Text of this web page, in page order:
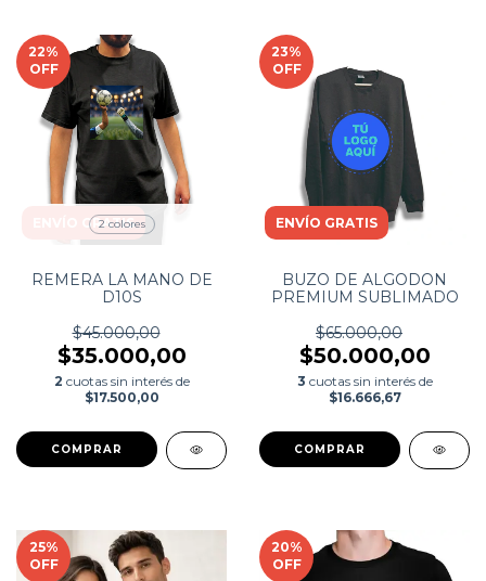
22%
OFF
ENVÍO GRATIS
2 colores
REMERA LA MANO DE
D10S
$45.000,00
$35.000,00
2 cuotas sin interés de
$17.500,00
COMPRAR
23%
OFF
ENVÍO GRATIS
BUZO DE ALGODON
PREMIUM SUBLIMADO
$65.000,00
$50.000,00
3 cuotas sin interés de
$16.666,67
COMPRAR
25%
OFF
20%
OFF